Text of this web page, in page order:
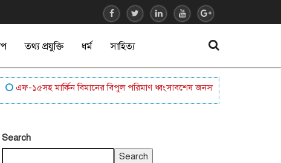
তথ্য প্রযুক্তি ধর্ম সাহিত্য
১৫সহ মার্কিন বিমানের বিপুল পরিমাণ ধ্বংসাবশেষ জনসম্মুখে আনল ইরান
Search
Search